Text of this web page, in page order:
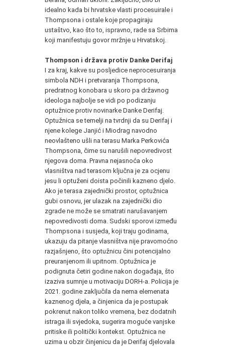
idealno kada bi hrvatske vlasti procesuirale i
Thompsona i ostale koje propagiraju
ustaštvo, kao što to, ispravno, rade sa Srbima
koji manifestuju govor mržnje u Hrvatskoj.
Thompson i država protiv Danke Derifaj
I za kraj, kakve su posljedice neprocesuiranja
simbola NDH i pretvaranja Thompsona,
predratnog konobara u skoro pa državnog
ideologa najbolje se vidi po podizanju
optužnice protiv novinarke Danke Derifaj.
Optužnica se temelji na tvrdnji da su Derifaj i
njene kolege Janjić i Miodrag navodno
neovlašteno ušli na terasu Marka Perkovića
Thompsona, čime su narušili nepovredivost
njegova doma. Pravna nejasnoća oko
vlasništva nad terasom ključna je za ocjenu
jesu li optuženi doista počinili kazneno djelo.
Ako je terasa zajednički prostor, optužnica
gubi osnovu, jer ulazak na zajednički dio
zgrade ne može se smatrati narušavanjem
nepovredivosti doma. Sudski sporovi između
Thompsona i susjeda, koji traju godinama,
ukazuju da pitanje vlasništva nije pravomoćno
razjašnjeno, što optužnicu čini potencijalno
preuranjenom ili upitnom. Optužnica je
podignuta četiri godine nakon događaja, što
izaziva sumnje u motivaciju DORH-a. Policija je
2021. godine zaključila da nema elemenata
kaznenog djela, a činjenica da je postupak
pokrenut nakon toliko vremena, bez dodatnih
istraga ili svjedoka, sugerira moguće vanjske
pritiske ili politički kontekst. Optužnica ne
uzima u obzir činjenicu da je Derifaj djelovala